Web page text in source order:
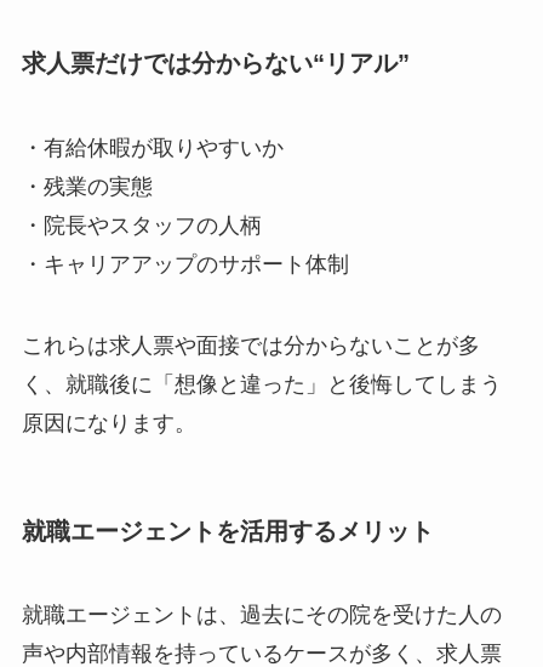
求人票だけでは分からない“リアル”
・有給休暇が取りやすいか
・残業の実態
・院長やスタッフの人柄
・キャリアアップのサポート体制
これらは求人票や面接では分からないことが多
く、就職後に「想像と違った」と後悔してしまう
原因になります。
就職エージェントを活用するメリット
就職エージェントは、過去にその院を受けた人の
声や内部情報を持っているケースが多く、求人票